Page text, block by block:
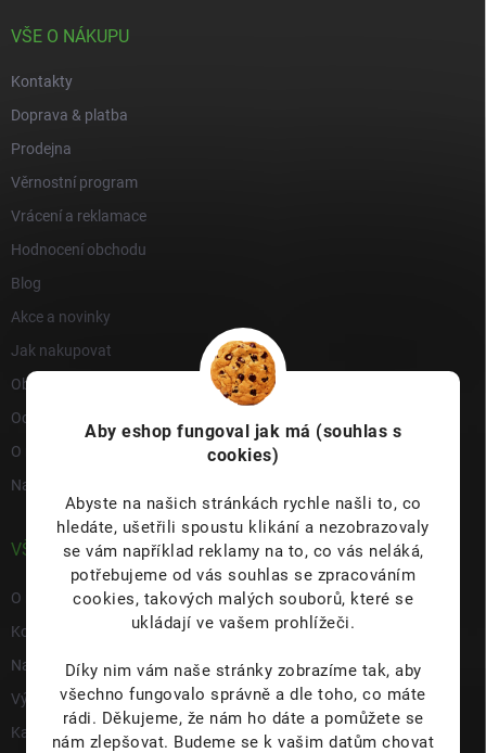
Aby eshop fungoval jak má (souhlas s
cookies)
Abyste na našich stránkách rychle našli to, co
hledáte, ušetřili spoustu klikání a nezobrazovaly
se vám například reklamy na to, co vás neláká,
potřebujeme od vás souhlas se zpracováním
cookies, takových malých souborů, které se
ukládají ve vašem prohlížeči.
Díky nim vám naše stránky zobrazíme tak, aby
všechno fungovalo správně a dle toho, co máte
rádi. Děkujeme, že nám ho dáte a pomůžete se
nám zlepšovat. Budeme se k vašim datům chovat
VŠE O NÁKUPU
Kontakty
Doprava & platba
Prodejna
Věrnostní program
Vrácení a reklamace
Hodnocení obchodu
Blog
Akce a novinky
Jak nakupovat
Obchodní podmínky
Ochrana osobních údajů
O nás
Napište nám
VŠE O NÁS
O nás
Kontakty
Napište nám
Výdejní místo s prodejnou Hulín
Kariéra